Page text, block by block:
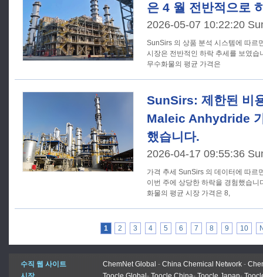
은 4 월 전반적으로
2026-05-07 10:22:20
SunSirs 의 상품 분석 시스템에 따르
시장은 전반적인 하락 추세를 보였습
무수화물의 평균 가격은
SunSirs: 제한된 비
Maleic Anhydride
했습니다.
2026-04-17 09:55:36
가격 추세 SunSirs 의 데이터에 따르면, 국내 말레산 무수화물 가격은
이번 주에 상당한 하락을 경험했습
화물의 평균 시장 가격은 8,
1 2 3 4 5 6 7 8 9 10
수직 웹 사이트 ChemNet Global - China Chemical Network -